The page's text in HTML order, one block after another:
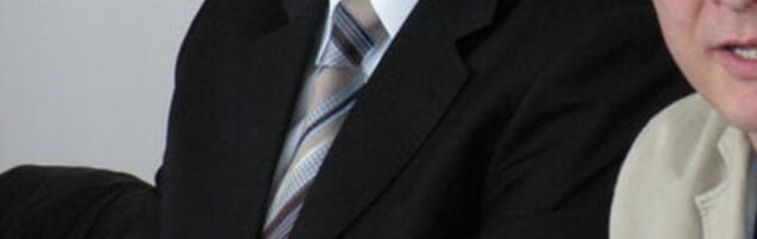
kao glavni čovjek hrvatskog ogranka FARE-a, rekao je HNS-u kako nitko iz
hrvatskog FARE-a nije bio na utakmici na kojoj je vidljiva bila ustaška zastava. S druge strane,